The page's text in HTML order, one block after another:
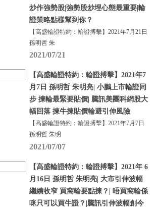
炒作強勢股|強勢股炒埋心態最重要|輪
證策略點樣幫到你？
【高盛輪證特約：輪證搏擊】2021年7月21日
孫明哲 朱
2021/07/21
【高盛輪證特約：輪證搏擊】2021年7
月7日 孫明哲 朱明亮| 小鵬上市輪證同
步 揀輪最緊要貼價| 騰訊美團科網股大
幅回落 揀牛揀貼價輪避引伸風險
【高盛輪證特約：輪證搏擊】2021年7月7日
孫明哲 朱明
2021/07/07
【高盛輪證特約：輪證搏擊】2021年 6
月16日 孫明哲 朱明亮| 大市引伸波幅
繼續收窄 買窩輪要點揀？| 唔買窩輪係
咪只可以買牛證？|騰訊引伸波幅創今